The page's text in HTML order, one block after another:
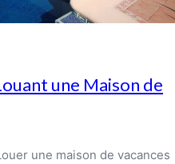
une Maison de
une maison de vacances